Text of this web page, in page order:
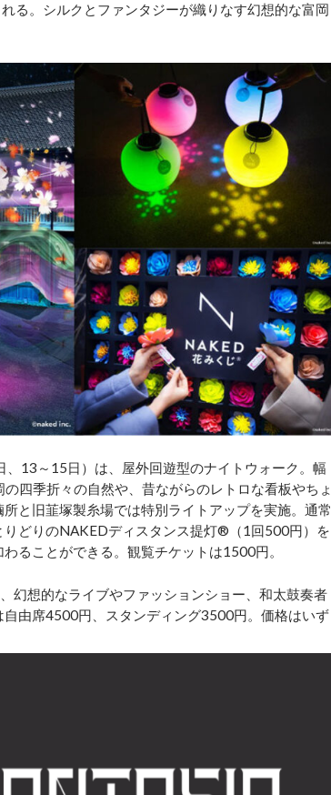
る。シルクとファンタジーが織りなす幻想的な富岡
13～15日）は、屋外回遊型のナイトウォーク。幅
四季折々の自然や、昔ながらのレトロな看板やち
と旧韮塚製糸場では特別ライトアップを実施。通常
どりのNAKEDディスタンス提灯®（1回500円）を
ることができる。観覧チケットは1500円。
想的なライブやファッションショー、和太鼓奏者
由席4500円、スタンディング3500円。価格はいず